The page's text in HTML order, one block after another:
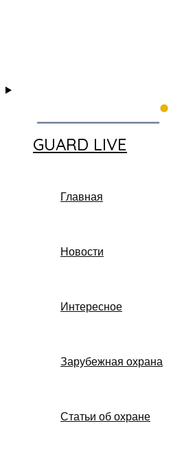
GUARD LIVE
Главная
Новости
Интересное
Зарубежная охрана
Статьи об охране